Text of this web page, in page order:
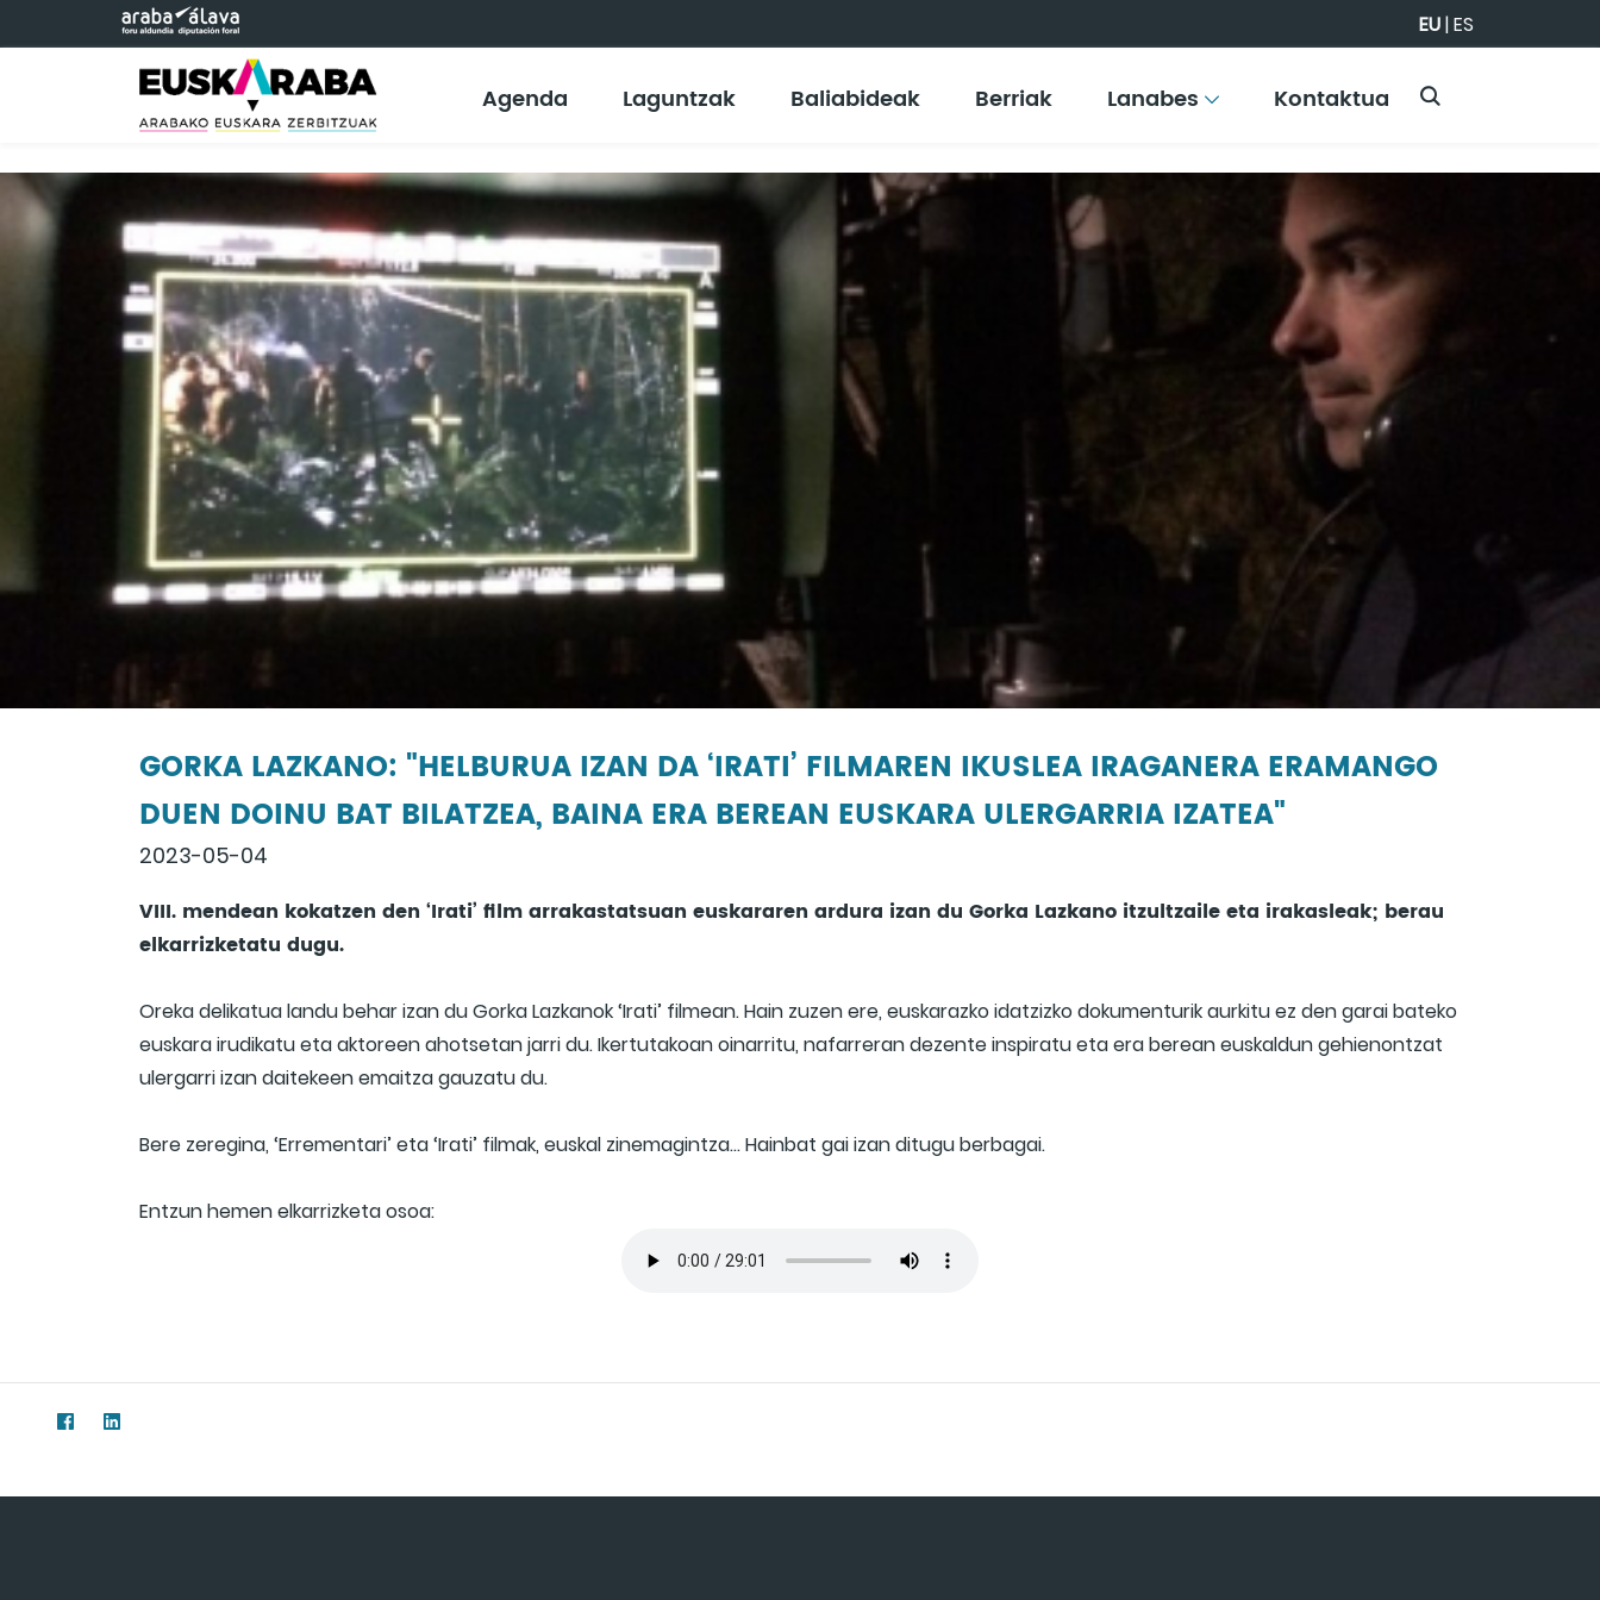
Eduki nagusira joan EU|ES
Agenda Laguntzak Baliabideak Berriak Lanabes Kontaktua
GORKA LAZKANO: "HELBURUA IZAN DA ‘IRATI’ FILMAREN IKUSLEA IRAGANERA ERAMANGO
DUEN DOINU BAT BILATZEA, BAINA ERA BEREAN EUSKARA ULERGARRIA IZATEA"
2023-05-04
VIII. mendean kokatzen den ‘Irati’ film arrakastatsuan euskararen ardura izan du Gorka Lazkano itzultzaile eta irakasleak; berau
elkarrizketatu dugu.
Oreka delikatua landu behar izan du Gorka Lazkanok ‘Irati’ filmean. Hain zuzen ere, euskarazko idatzizko dokumenturik aurkitu ez den garai bateko
euskara irudikatu eta aktoreen ahotsetan jarri du. Ikertutakoan oinarritu, nafarreran dezente inspiratu eta era berean euskaldun gehienontzat
ulergarri izan daitekeen emaitza gauzatu du.
Bere zeregina, ‘Errementari’ eta ‘Irati’ filmak, euskal zinemagintza… Hainbat gai izan ditugu berbagai.
Entzun hemen elkarrizketa osoa: